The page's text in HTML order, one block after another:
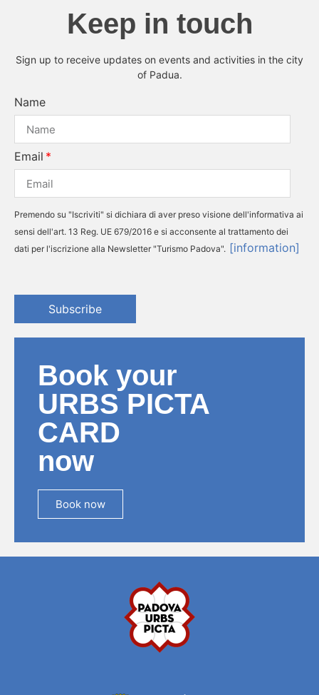
Keep in touch
Sign up to receive updates on events and activities in the city
of Padua.
Name
Email
Premendo su "Iscriviti" si dichiara di aver preso visione dell'informativa ai
sensi dell'art. 13 Reg. UE 679/2016 e si acconsente al trattamento dei
dati per l'iscrizione alla Newsletter "Turismo Padova". [information]
Subscribe
Book your
URBS PICTA
CARD
now
Book now